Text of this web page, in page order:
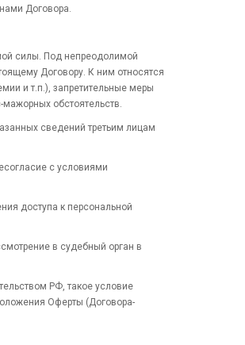
Договора.
силы. Под непреодолимой
Договору. К ним относятся
и т.п.), запретительные меры
обстоятельств.
сведений третьим лицам
с условиями
доступа к персональной
в судебный орган в
РФ, такое условие
Оферты (Договора-